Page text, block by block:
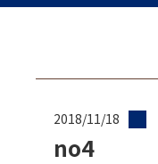
2018/11/18
no4